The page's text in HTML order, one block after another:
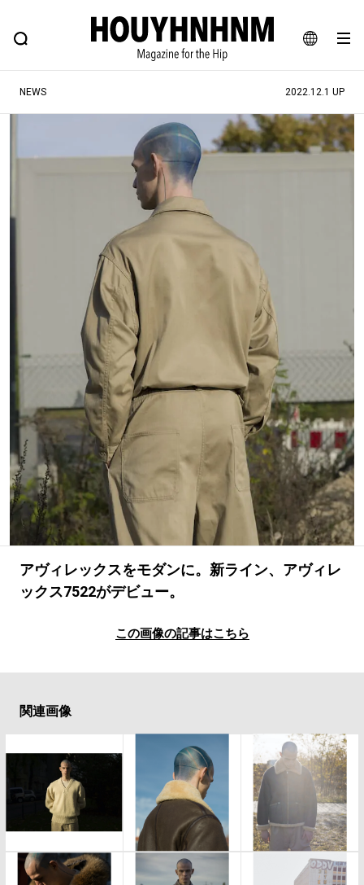
JA
EN
FEATURE BLOG SNAP
ヒップなファッション、カルチャー、ライフスタイルWEBマガジン
#注目のタグ
#SHOPPING ADDICT #憧れの逸品
#ESSENTIAL DESIGNS #古着サミット
#NEW VINTAGE #マイナーグッド図鑑
#路地裏てぃーん。 #MONTHLY JOURNAL
#GH 銘品の所以
#Commune H #FOCUS IT
#ととけん #FASHION #MOVIE
#LIFESTYLE #SNEAKER #OUTDOOR
#SPORTS #HANDSOME HANDBOOK
NEWS 2022.12.1 UP
アヴィレックスをモダンに。新ライン、アヴィレ
ックス7522がデビュー。
この画像の記事はこちら
関連画像